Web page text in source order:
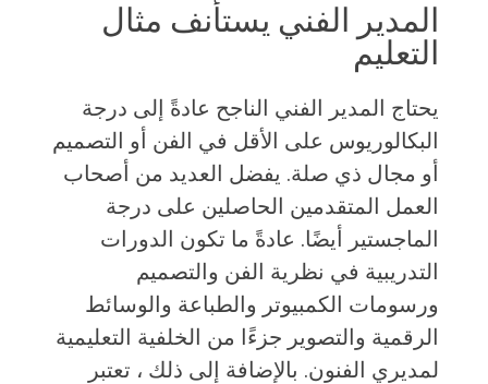
المدير الفني يستأنف مثال
التعليم
يحتاج المدير الفني الناجح عادةً إلى درجة
البكالوريوس على الأقل في الفن أو التصميم
أو مجال ذي صلة. يفضل العديد من أصحاب
العمل المتقدمين الحاصلين على درجة
الماجستير أيضًا. عادةً ما تكون الدورات
التدريبية في نظرية الفن والتصميم
ورسومات الكمبيوتر والطباعة والوسائط
الرقمية والتصوير جزءًا من الخلفية التعليمية
لمديري الفنون. بالإضافة إلى ذلك ، تعتبر